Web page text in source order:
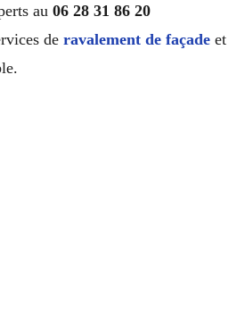
au 06 28 31 86 20
de ravalement de façadeet